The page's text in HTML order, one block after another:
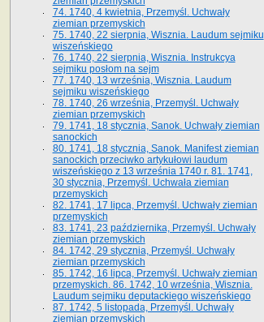
74. 1740, 4 kwietnia, Przemyśl. Uchwały
ziemian przemyskich
75. 1740, 22 sierpnia, Wisznia. Laudum sejmiku
wiszeńskiego
76. 1740, 22 sierpnia, Wisznia. Instrukcya
sejmiku posłom na sejm
77. 1740, 13 września, Wisznia. Laudum
sejmiku wiszeńskiego
78. 1740, 26 września, Przemyśl. Uchwały
ziemian przemyskich
79. 1741, 18 stycznia, Sanok. Uchwały ziemian
sanockich
80. 1741, 18 stycznia, Sanok. Manifest ziemian
sanockich przeciwko artykułowi laudum
wiszeńskiego z 13 wrze­śnia 1740 r. 81. 1741,
30 stycznia, Przemyśl. Uchwała ziemian
przemyskich
82. 1741, 17 lipca, Przemyśl. Uchwały ziemian
przemyskich
83. 1741, 23 października, Przemyśl. Uchwały
ziemian przemyskich
84. 1742, 29 stycznia, Przemyśl. Uchwały
ziemian przemyskich
85. 1742, 16 lipca, Przemyśl. Uchwały ziemian
przemyskich. 86. 1742, 10 września, Wisznia.
Laudum sejmiku deputackiego wiszeńskiego
87. 1742, 5 listopada, Przemyśl. Uchwały
ziemian przemyskich